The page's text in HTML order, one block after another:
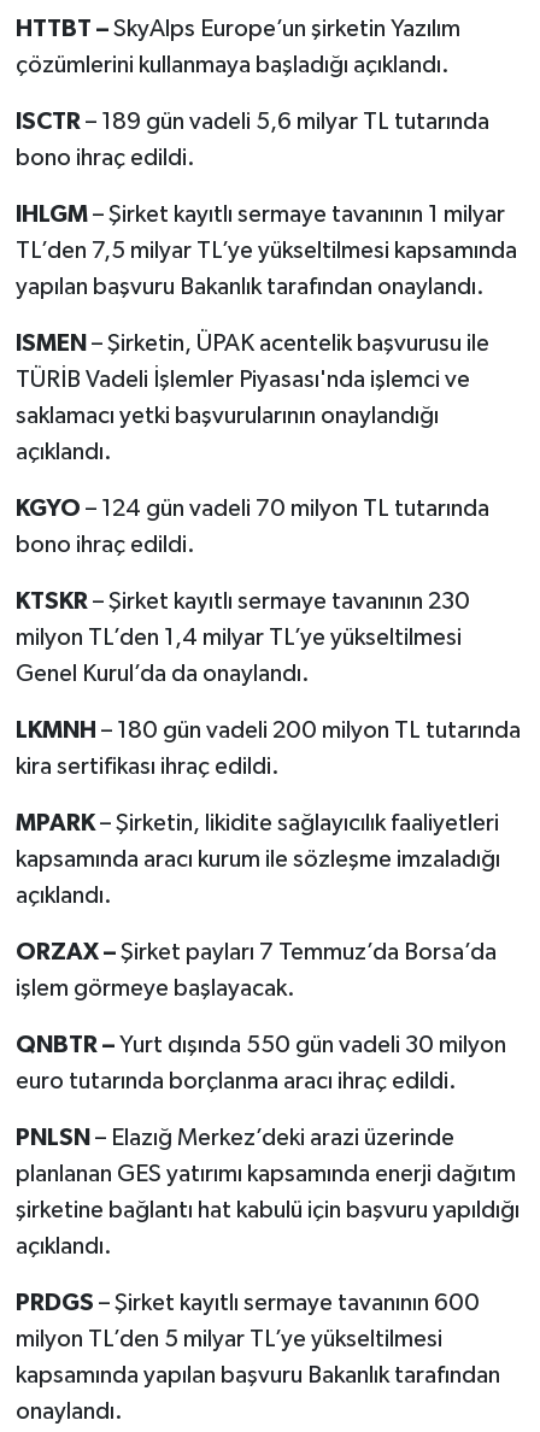
HTTBT – SkyAlps Europe’un şirketin Yazılım
çözümlerini kullanmaya başladığı açıklandı.
ISCTR – 189 gün vadeli 5,6 milyar TL tutarında
bono ihraç edildi.
IHLGM – Şirket kayıtlı sermaye tavanının 1 milyar
TL’den 7,5 milyar TL’ye yükseltilmesi kapsamında
yapılan başvuru Bakanlık tarafından onaylandı.
ISMEN – Şirketin, ÜPAK acentelik başvurusu ile
TÜRİB Vadeli İşlemler Piyasası'nda işlemci ve
saklamacı yetki başvurularının onaylandığı
açıklandı.
KGYO – 124 gün vadeli 70 milyon TL tutarında
bono ihraç edildi.
KTSKR – Şirket kayıtlı sermaye tavanının 230
milyon TL’den 1,4 milyar TL’ye yükseltilmesi
Genel Kurul’da da onaylandı.
LKMNH – 180 gün vadeli 200 milyon TL tutarında
kira sertifikası ihraç edildi.
MPARK – Şirketin, likidite sağlayıcılık faaliyetleri
kapsamında aracı kurum ile sözleşme imzaladığı
açıklandı.
ORZAX – Şirket payları 7 Temmuz’da Borsa’da
işlem görmeye başlayacak.
QNBTR – Yurt dışında 550 gün vadeli 30 milyon
euro tutarında borçlanma aracı ihraç edildi.
PNLSN – Elazığ Merkez’deki arazi üzerinde
planlanan GES yatırımı kapsamında enerji dağıtım
şirketine bağlantı hat kabulü için başvuru yapıldığı
açıklandı.
PRDGS – Şirket kayıtlı sermaye tavanının 600
milyon TL’den 5 milyar TL’ye yükseltilmesi
kapsamında yapılan başvuru Bakanlık tarafından
onaylandı.